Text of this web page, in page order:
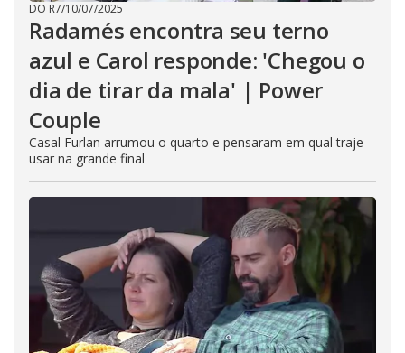
DO R7/10/07/2025
Radamés encontra seu terno
azul e Carol responde: 'Chegou o
dia de tirar da mala' | Power
Couple
Casal Furlan arrumou o quarto e pensaram em qual traje
usar na grande final